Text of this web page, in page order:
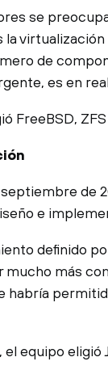
se
de
es en
FreeBSD,
de
e
definido
mucho más
habría
equipo eligió